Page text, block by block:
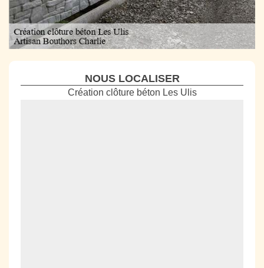
NOUS LOCALISER
Création clôture béton Les Ulis